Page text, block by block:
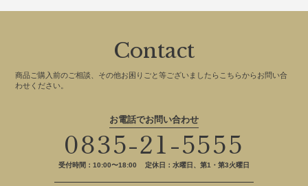
Contact
商品ご購入前のご相談、その他お困りごと等ございましたらこちらからお問い合
わせください。
お電話でお問い合わせ
0835-21-5555
受付時間：10:00〜18:00 定休日：水曜日、第1・第3火曜日